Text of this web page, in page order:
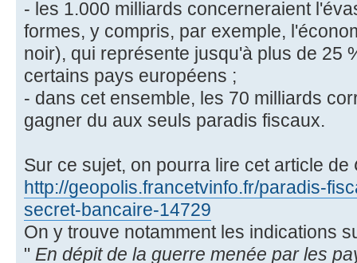
- les 1.000 milliards concerneraient
formes, y compris, par exemple,
noir), qui représente jusqu'à plus de 25
certains pays européens ;
- dans cet ensemble, les 70 milliards
gagner du aux seuls paradis fiscaux.
Sur ce sujet, on pourra lire cet article de
http://geopolis.francetvinfo.fr/paradis-
secret-bancaire-14729
On y trouve notamment les indications
" En dépit de la guerre menée par les